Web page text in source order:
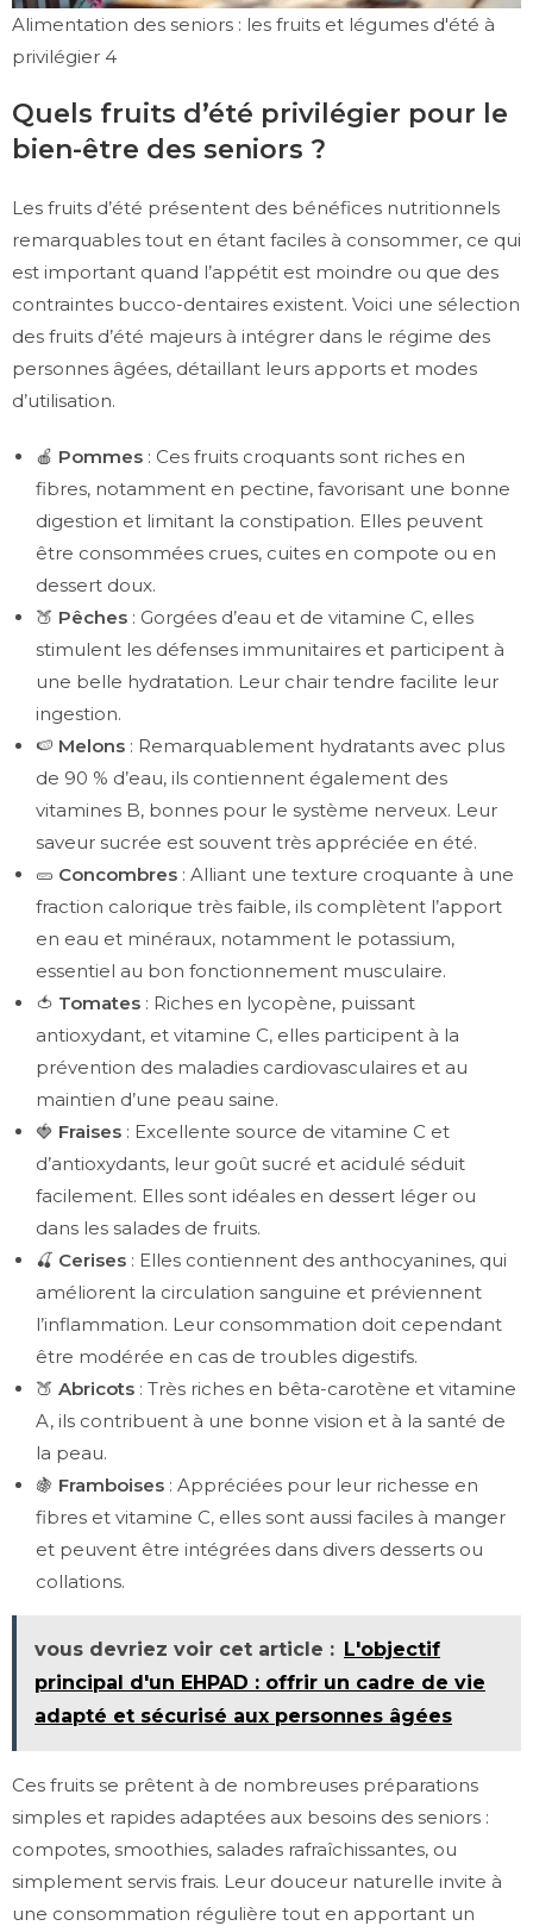
Alimentation des seniors : les fruits et légumes d'été à
privilégier 4
Quels fruits d’été privilégier pour le
bien-être des seniors ?
Les fruits d’été présentent des bénéfices nutritionnels
remarquables tout en étant faciles à consommer, ce qui
est important quand l’appétit est moindre ou que des
contraintes bucco-dentaires existent. Voici une sélection
des fruits d’été majeurs à intégrer dans le régime des
personnes âgées, détaillant leurs apports et modes
d’utilisation.
🍎 Pommes : Ces fruits croquants sont riches en
fibres, notamment en pectine, favorisant une bonne
digestion et limitant la constipation. Elles peuvent
être consommées crues, cuites en compote ou en
dessert doux.
🍑 Pêches : Gorgées d’eau et de vitamine C, elles
stimulent les défenses immunitaires et participent à
une belle hydratation. Leur chair tendre facilite leur
ingestion.
🍉 Melons : Remarquablement hydratants avec plus
de 90 % d’eau, ils contiennent également des
vitamines B, bonnes pour le système nerveux. Leur
saveur sucrée est souvent très appréciée en été.
🥒 Concombres : Alliant une texture croquante à une
fraction calorique très faible, ils complètent l’apport
en eau et minéraux, notamment le potassium,
essentiel au bon fonctionnement musculaire.
🍅 Tomates : Riches en lycopène, puissant
antioxydant, et vitamine C, elles participent à la
prévention des maladies cardiovasculaires et au
maintien d’une peau saine.
🍓 Fraises : Excellente source de vitamine C et
d’antioxydants, leur goût sucré et acidulé séduit
facilement. Elles sont idéales en dessert léger ou
dans les salades de fruits.
🍒 Cerises : Elles contiennent des anthocyanines, qui
améliorent la circulation sanguine et préviennent
l’inflammation. Leur consommation doit cependant
être modérée en cas de troubles digestifs.
🍑 Abricots : Très riches en bêta-carotène et vitamine
A, ils contribuent à une bonne vision et à la santé de
la peau.
🍇 Framboises : Appréciées pour leur richesse en
fibres et vitamine C, elles sont aussi faciles à manger
et peuvent être intégrées dans divers desserts ou
collations.
vous devriez voir cet article : L'objectif
principal d'un EHPAD : offrir un cadre de vie
adapté et sécurisé aux personnes âgées
Ces fruits se prêtent à de nombreuses préparations
simples et rapides adaptées aux besoins des seniors :
compotes, smoothies, salades rafraîchissantes, ou
simplement servis frais. Leur douceur naturelle invite à
une consommation régulière tout en apportant un